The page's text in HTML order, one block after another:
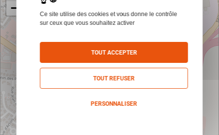
−
Ce site utilise des cookies et vous donne le contrôle
sur ceux que vous souhaitez activer
TOUT ACCEPTER
TOUT REFUSER
PERSONNALISER